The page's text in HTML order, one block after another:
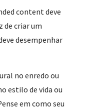
content deve
de criar um
desempenhar
no enredo ou
estilo de vida ou
em como seu